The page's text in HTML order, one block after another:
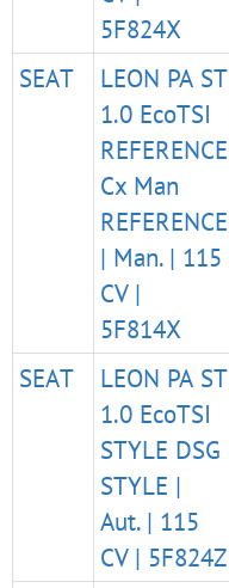
5F824X
SEAT
LEON PA ST
1.0 EcoTSI
REFERENCE
Cx Man
REFERENCE
| Man. | 115
CV |
5F814X
SEAT
LEON PA ST
1.0 EcoTSI
STYLE DSG
STYLE |
Aut. | 115
CV | 5F824Z